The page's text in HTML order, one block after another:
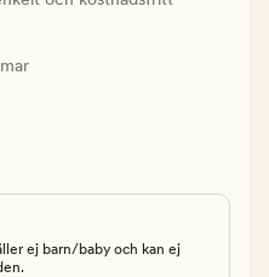
ej barn/baby och kan ej